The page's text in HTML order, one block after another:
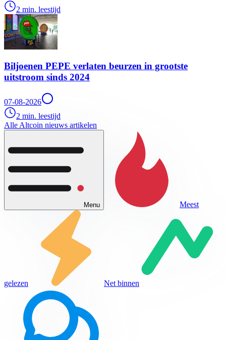
2 min. leestijd
Biljoenen PEPE verlaten beurzen in grootste
uitstroom sinds 2024
07-08-2026
2 min. leestijd
Alle Altcoin nieuws artikelen
Menu Meest
gelezen Net binnen